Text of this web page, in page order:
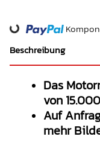
Loading...
Beschreibung
Das
von
Auf
mehr